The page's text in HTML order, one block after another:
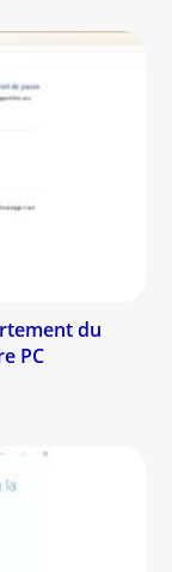
du
PC